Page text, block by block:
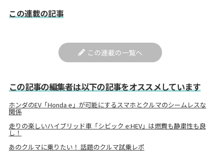
この連載の記事
この連載の一覧へ
この記事の編集者は以下の記事をオススメしています
ホンダのEV「Honda e」が可能にするスマホとクルマのシームレスな
関係
走りの楽しいハイブリッド車「シビック e:HEV」は燃費も静粛性も良
し！
あのクルマに乗りたい！ 話題のクルマ試乗レポ